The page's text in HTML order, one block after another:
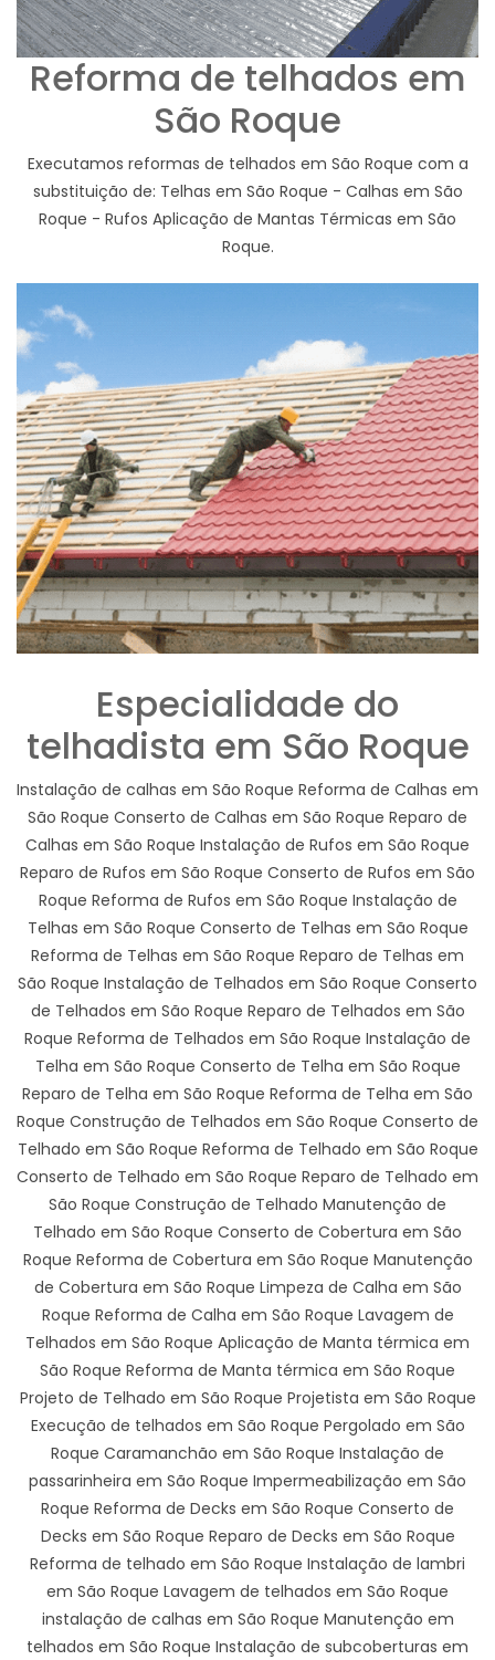
Reforma de telhados em
São Roque
Executamos reformas de telhados em São Roque com a
substituição de: Telhas em São Roque - Calhas em São
Roque - Rufos Aplicação de Mantas Térmicas em São
Roque.
Especialidade do
telhadista em São Roque
Instalação de calhas em São Roque Reforma de Calhas em
São Roque Conserto de Calhas em São Roque Reparo de
Calhas em São Roque Instalação de Rufos em São Roque
Reparo de Rufos em São Roque Conserto de Rufos em São
Roque Reforma de Rufos em São Roque Instalação de
Telhas em São Roque Conserto de Telhas em São Roque
Reforma de Telhas em São Roque Reparo de Telhas em
São Roque Instalação de Telhados em São Roque Conserto
de Telhados em São Roque Reparo de Telhados em São
Roque Reforma de Telhados em São Roque Instalação de
Telha em São Roque Conserto de Telha em São Roque
Reparo de Telha em São Roque Reforma de Telha em São
Roque Construção de Telhados em São Roque Conserto de
Telhado em São Roque Reforma de Telhado em São Roque
Conserto de Telhado em São Roque Reparo de Telhado em
São Roque Construção de Telhado Manutenção de
Telhado em São Roque Conserto de Cobertura em São
Roque Reforma de Cobertura em São Roque Manutenção
de Cobertura em São Roque Limpeza de Calha em São
Roque Reforma de Calha em São Roque Lavagem de
Telhados em São Roque Aplicação de Manta térmica em
São Roque Reforma de Manta térmica em São Roque
Projeto de Telhado em São Roque Projetista em São Roque
Execução de telhados em São Roque Pergolado em São
Roque Caramanchão em São Roque Instalação de
passarinheira em São Roque Impermeabilização em São
Roque Reforma de Decks em São Roque Conserto de
Decks em São Roque Reparo de Decks em São Roque
Reforma de telhado em São Roque Instalação de lambri
em São Roque Lavagem de telhados em São Roque
instalação de calhas em São Roque Manutenção em
telhados em São Roque Instalação de subcoberturas em